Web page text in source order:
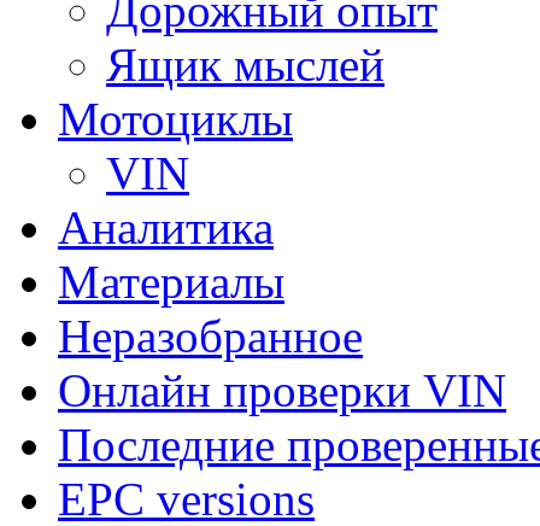
Ящик мыслей
Мотоциклы
VIN
Аналитика
Материалы
Неразобранное
Онлайн проверки VIN
Последние
EPC versions